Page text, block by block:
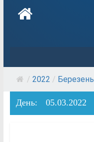
/ 2022 / Березень
День: 05.03.2022